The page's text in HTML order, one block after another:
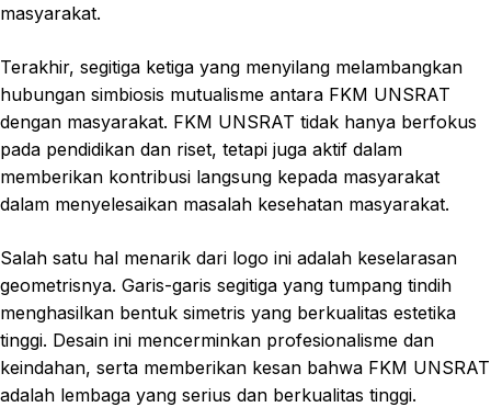
masyarakat.
Terakhir, segitiga ketiga yang menyilang melambangkan
hubungan simbiosis mutualisme antara FKM UNSRAT
dengan masyarakat. FKM UNSRAT tidak hanya berfokus
pada pendidikan dan riset, tetapi juga aktif dalam
memberikan kontribusi langsung kepada masyarakat
dalam menyelesaikan masalah kesehatan masyarakat.
Salah satu hal menarik dari logo ini adalah keselarasan
geometrisnya. Garis-garis segitiga yang tumpang tindih
menghasilkan bentuk simetris yang berkualitas estetika
tinggi. Desain ini mencerminkan profesionalisme dan
keindahan, serta memberikan kesan bahwa FKM UNSRAT
adalah lembaga yang serius dan berkualitas tinggi.